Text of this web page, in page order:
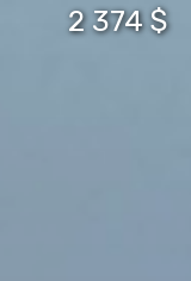
2 374 $